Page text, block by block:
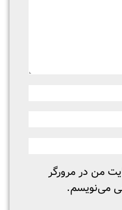
من در مرورگر
می‌نویسم.